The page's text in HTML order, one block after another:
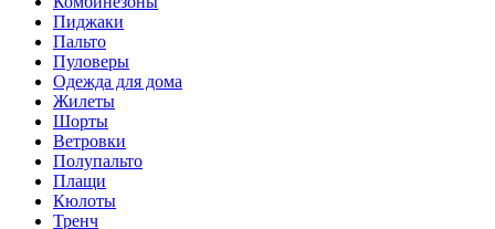
Пиджаки
Пальто
Пуловеры
Одежда для дома
Жилеты
Шорты
Ветровки
Полупальто
Плащи
Кюлоты
Тренч